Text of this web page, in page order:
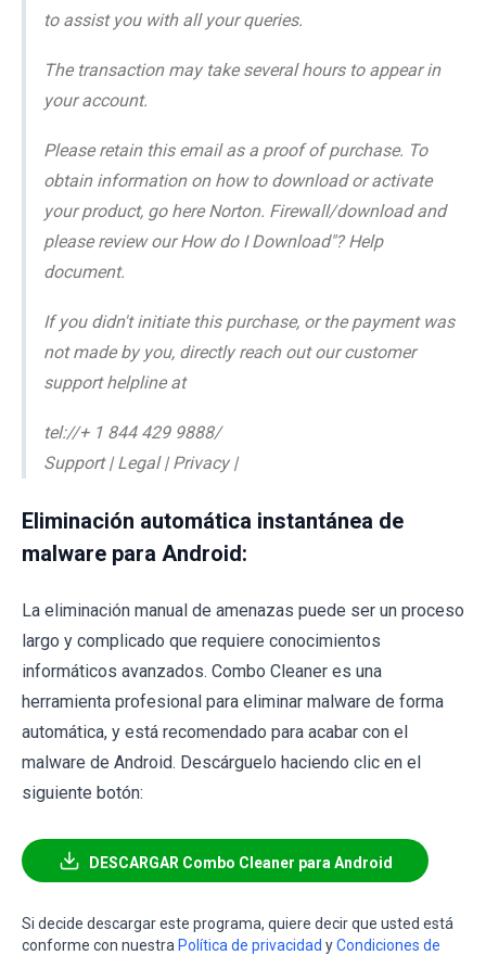
to assist you with all your queries.
The transaction may take several hours to appear in
your account.
Please retain this email as a proof of purchase. To
obtain information on how to download or activate
your product, go here Norton. Firewall/download and
please review our How do I Download"? Help
document.
If you didn't initiate this purchase, or the payment was
not made by you, directly reach out our customer
support helpline at
tel://+ 1 844 429 9888/
Support | Legal | Privacy |
Eliminación automática instantánea de
malware para Android:
La eliminación manual de amenazas puede ser un proceso
largo y complicado que requiere conocimientos
informáticos avanzados. Combo Cleaner es una
herramienta profesional para eliminar malware de forma
automática, y está recomendado para acabar con el
malware de Android. Descárguelo haciendo clic en el
siguiente botón:
DESCARGAR Combo Cleaner para Android
Si decide descargar este programa, quiere decir que usted está
conforme con nuestra Política de privacidad yCondiciones de